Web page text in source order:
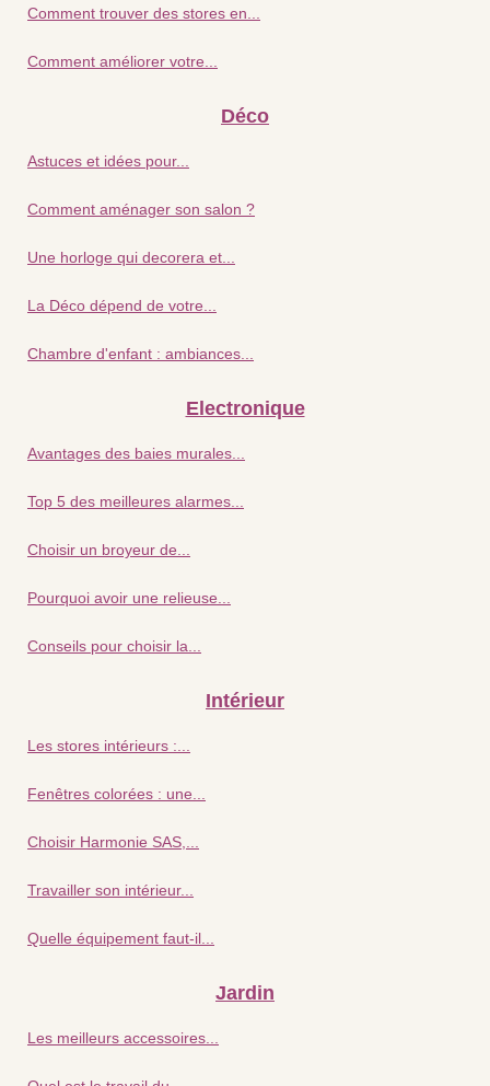
Comment trouver des stores en...
Comment améliorer votre...
Déco
Astuces et idées pour...
Comment aménager son salon ?
Une horloge qui decorera et...
La Déco dépend de votre...
Chambre d'enfant : ambiances...
Electronique
Avantages des baies murales...
Top 5 des meilleures alarmes...
Choisir un broyeur de...
Pourquoi avoir une relieuse...
Conseils pour choisir la...
Intérieur
Les stores intérieurs :...
Fenêtres colorées : une...
Choisir Harmonie SAS,...
Travailler son intérieur...
Quelle équipement faut-il...
Jardin
Les meilleurs accessoires...